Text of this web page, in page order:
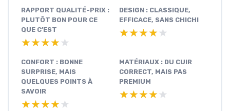
RAPPORT QUALITÉ-PRIX :
PLUTÔT BON POUR CE
QUE C’EST
★★★★★
★★★★★
DESIGN : CLASSIQUE,
EFFICACE, SANS CHICHI
★★★★★
★★★★★
CONFORT : BONNE
SURPRISE, MAIS
QUELQUES POINTS À
SAVOIR
★★★★★
★★★★★
MATÉRIAUX : DU CUIR
CORRECT, MAIS PAS
PREMIUM
★★★★★
★★★★★